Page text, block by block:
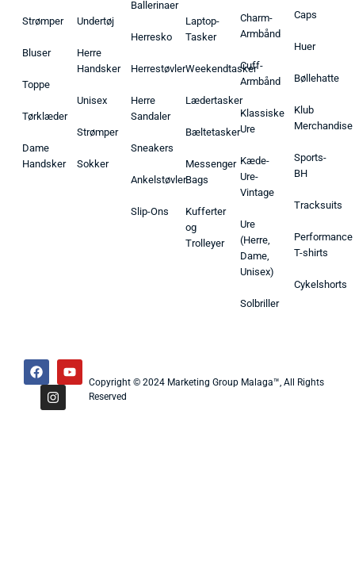
Strømper
Bluser
Toppe
Tørklæder
Dame
Handsker
Undertøj
Herre
Handsker
Unisex
Strømper
Sokker
Ballerinaer
Herresko
Herrestøvler
Herre
Sandaler
Sneakers
Ankelstøvler
Slip-Ons
Laptop-
Tasker
Weekendtasker
Lædertasker
Bæltetasker
Messenger
Bags
Kufferter
og
Trolleyer
Charm-
Armbånd
Cuff-
Armbånd
Klassiske
Ure
Kæde-
Ure-
Vintage
Ure
(Herre,
Dame,
Unisex)
Solbriller
Caps
Huer
Bøllehatte
Klub
Merchandise
Sports-
BH
Tracksuits
Performance
T-shirts
Cykelshorts
Copyright © 2024 Marketing Group Malaga™, All Rights
Reserved